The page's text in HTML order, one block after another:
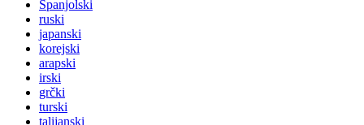
Španjolski
ruski
japanski
korejski
arapski
irski
grčki
turski
talijanski